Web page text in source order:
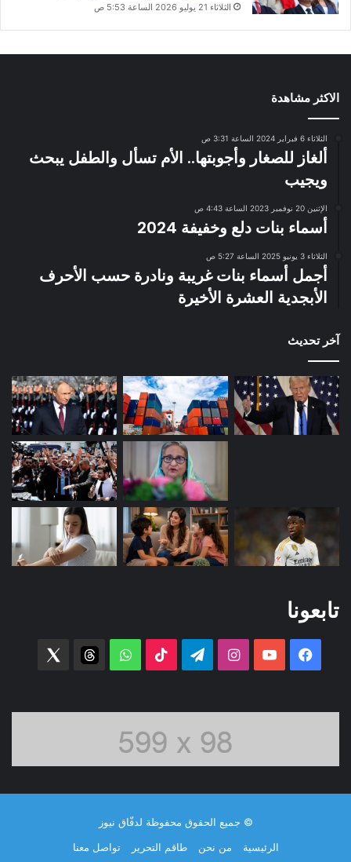
الثلاثاء 21 يوليو 2026 الساعة 5:53 ص
الاكثر مشاهدة
الثلاثاء 6 فبراير 2024 الساعة 3:31 ص
ألغاز للصغار وأجوبتها.. الأم تسأل والطفل يبحث
ويجيب
الإثنين 20 نوفمبر 2023 الساعة 4:43 ص
أسماء بنات دلع وخفيفة 2024
الثلاثاء 3 يونيو 2025 الساعة 5:27 ص
أجمل أسماء بنات غريبة ونادرة حسب الأحرف
الأبجدية العشرة الأخيرة
آخر تحديث
تابعونا
فيسبوك ‫YouTubeانستقرامتيلقرام ‫TikTok واتساب threads
© جميع الحقوق محفوظة لدفّاق نيوز
الرئيسية
من نحن طاقم التحرير تواصل معنا